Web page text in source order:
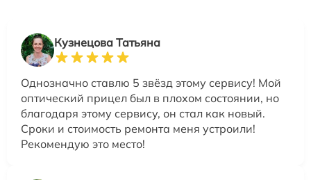
Кузнецова Татьяна
Однозначно ставлю 5 звёзд этому сервису! Мой
оптический прицел был в плохом состоянии, но
благодаря этому сервису, он стал как новый.
Сроки и стоимость ремонта меня устроили!
Рекомендую это место!